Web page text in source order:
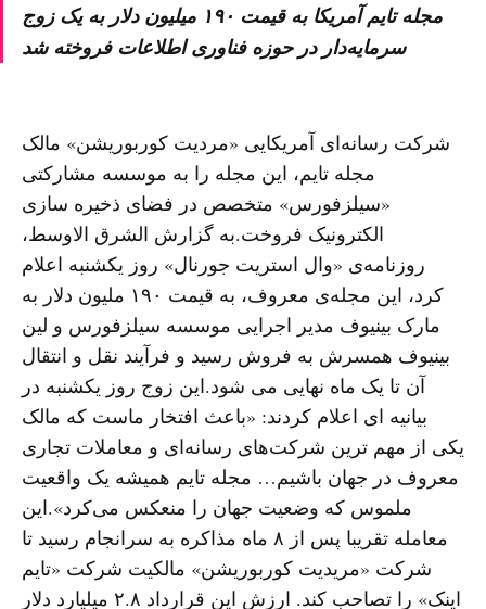
مجله تایم آمریکا به قیمت ۱۹۰ میلیون دلار به یک زوج
سرمایه‌دار در حوزه فناوری اطلاعات فروخته شد
شرکت رسانه‌ای آمریکایی «مردیت کوربوریشن» مالک
مجله‌ تایم، این مجله را به موسسه مشارکتی
«سیلزفورس» متخصص در فضای ذخیره‌‌ ‌سازی
الکترونیک فروخت.به گزارش الشرق الاوسط،
روزنامه‌ی «وال استریت جورنال» روز یکشنبه اعلام
کرد، این مجله‌ی معروف، به قیمت ۱۹۰ ملیون دلار به
مارک بینیوف مدیر اجرایی موسسه سیلزفورس و لین
بینیوف همسرش به فروش رسید و فرآیند نقل و انتقال
آن تا یک ماه نهایی می شود.این زوج روز یکشنبه در
بیانیه ای اعلام کردند: «باعث افتخار ماست که مالک
یکی از مهم ترین شرکت‌های رسانه‌ای و معاملات تجاری
معروف در جهان باشیم… مجله تایم همیشه یک واقعیت
ملموس که وضعیت جهان را منعکس می‌کرد».این
معامله تقریبا پس از ۸ ماه مذاکره به سرانجام رسید تا
شرکت «مریدیت کوربوریشن» مالکیت شرکت «تایم
اینک» را تصاحب کند. ارزش این قرارداد ۲.۸ میلیارد دلار